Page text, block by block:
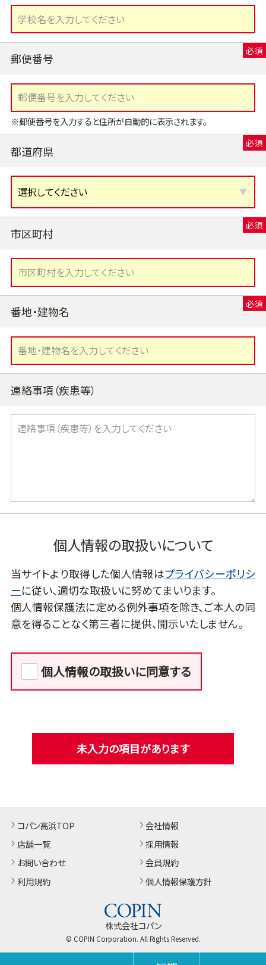
郵便番号
※郵便番号を入力すると住所が自動的に表示されます。
都道府県
市区町村
番地・建物名
連絡事項（疾患等）
個人情報の取扱いについて
当サイトより取得した個人情報はプライバシーポリシ
ーに従い、適切な取扱いに努めてまいります。
個人情報保護法に定める例外事項を除き、ご本人の同
意を得ることなく第三者に提供、開示いたしません。
個人情報の取扱いに同意する
未入力の項目があります
コパン高浜TOP
店舗一覧
お問い合わせ
利用規約
会社情報
採用情報
会員規約
個人情報保護方針
株式会社コパン
© COPIN Corporation. All Rights Reserved.